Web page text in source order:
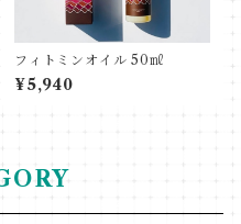
フィトミンオイル 50㎖
¥5,940